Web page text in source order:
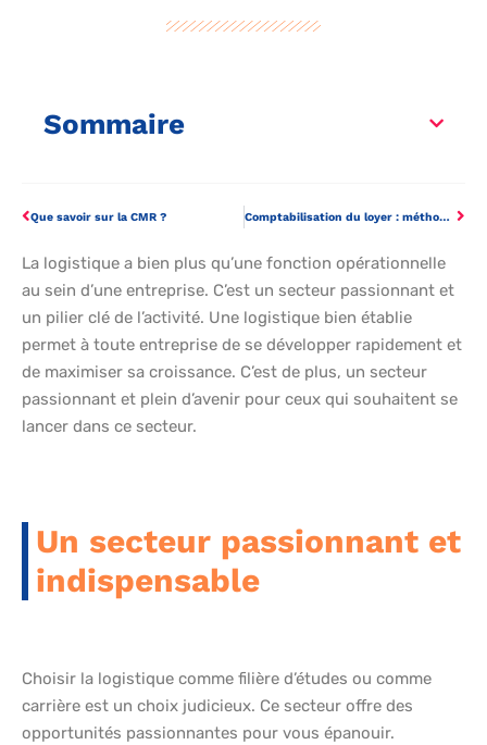
Sommaire
Que savoir sur la CMR ? Comptabilisation du loyer : méthodes et procédures pour une gestion financière optimale
La logistique a bien plus qu’une fonction opérationnelle
au sein d’une entreprise. C’est un secteur passionnant et
un pilier clé de l’activité. Une logistique bien établie
permet à toute entreprise de se développer rapidement et
de maximiser sa croissance. C’est de plus, un secteur
passionnant et plein d’avenir pour ceux qui souhaitent se
lancer dans ce secteur.
Un secteur passionnant et
indispensable
Choisir la logistique comme filière d’études ou comme
carrière est un choix judicieux. Ce secteur offre des
opportunités passionnantes pour vous épanouir.